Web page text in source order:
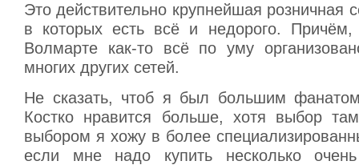
Это действительно крупнейшая розничная
в которых есть всё и недорого.
Волмарте как-то всё по уму
многих других сетей.
Не сказать, чтоб я был большим
Костко нравится больше, хотя выбор
выбором я хожу в более
если мне надо купить несколько